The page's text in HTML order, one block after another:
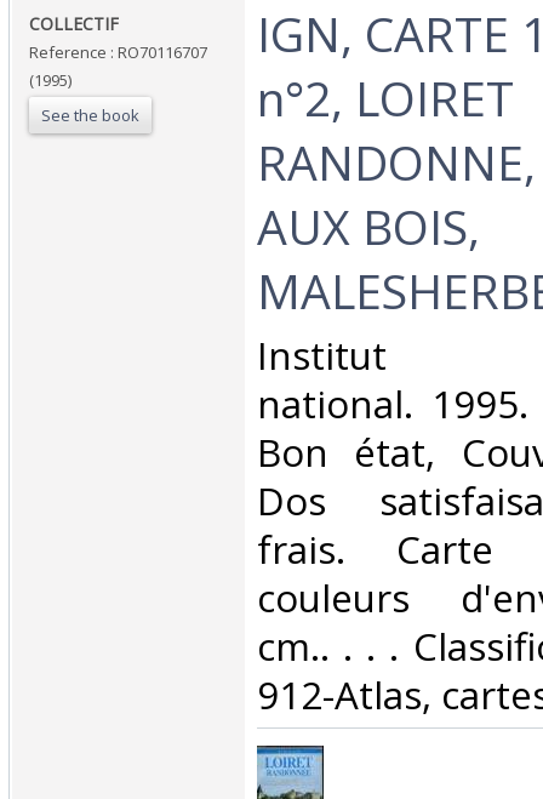
‎COLLECTIF‎
Reference : RO70116707
(1995)
See the book
‎IGN, CARTE
n°2, LOIRET
AUX BOIS,
‎Institut
national.
Bon état,
Dos
frais. Carte
couleurs
cm.. . . .
912-Atlas,